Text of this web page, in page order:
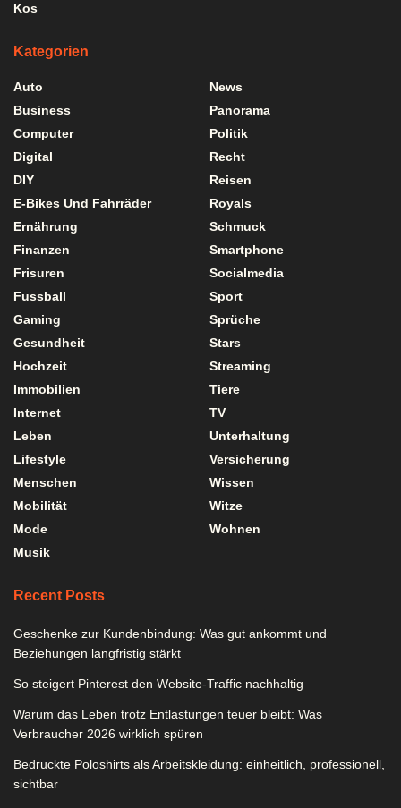
Kos
Kategorien
Auto
Business
Computer
Digital
DIY
E-Bikes Und Fahrräder
Ernährung
Finanzen
Frisuren
Fussball
Gaming
Gesundheit
Hochzeit
Immobilien
Internet
Leben
Lifestyle
Menschen
Mobilität
Mode
Musik
News
Panorama
Politik
Recht
Reisen
Royals
Schmuck
Smartphone
Socialmedia
Sport
Sprüche
Stars
Streaming
Tiere
TV
Unterhaltung
Versicherung
Wissen
Witze
Wohnen
Recent Posts
Geschenke zur Kundenbindung: Was gut ankommt und
Beziehungen langfristig stärkt
So steigert Pinterest den Website-Traffic nachhaltig
Warum das Leben trotz Entlastungen teuer bleibt: Was
Verbraucher 2026 wirklich spüren
Bedruckte Poloshirts als Arbeitskleidung: einheitlich, professionell,
sichtbar